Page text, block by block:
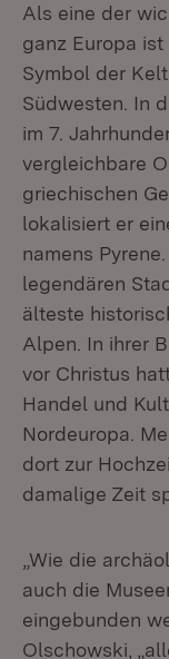
Als eine der
ganz Europa
Symbol der
Südwesten. In
im 7.
vergleichbare
griechischen
lokalisiert er
namens
legendären
älteste
Alpen. In ihrer
vor Christus
Handel und
Nordeuropa.
dort zur
damalige Zeit
„Wie die
auch die
eingebunden
Olschowski,